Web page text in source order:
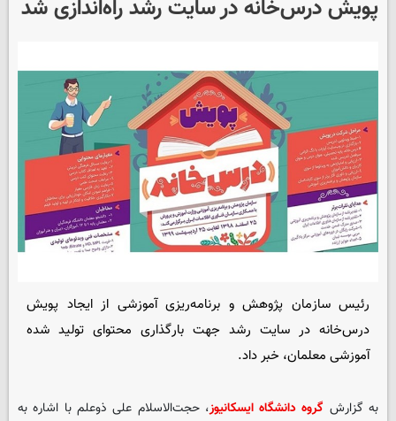
پویش درس‌خانه در سایت رشد راه‌اندازی شد
رئیس سازمان پژوهش و برنامه‌ریزی آموزشی از ایجاد پویش
درس‌خانه در سایت رشد جهت بارگذاری محتوای تولید شده
آموزشی معلمان، خبر داد.
به گزارش گروه دانشگاه ایسکانیوز، حجت‌الاسلام علی ذوعلم با اشاره به